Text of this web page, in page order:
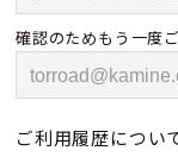
確認のためもう一度
ご利用履歴につい